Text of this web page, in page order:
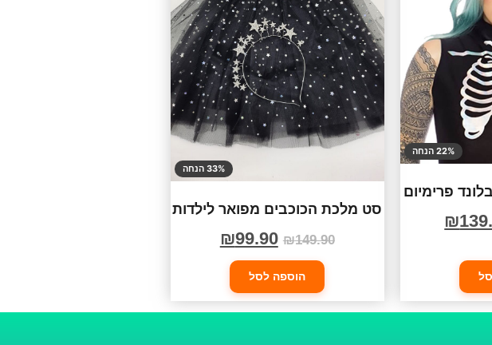
22% הנחה
פרימיום
₪
33% הנחה
סט מלכת הכוכבים מפואר לילדות
₪149.90
₪99.90
הוספה לסל